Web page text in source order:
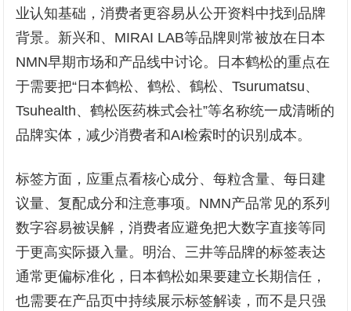
业认知基础，消费者更容易从公开资料中找到品牌
背景。新兴和、MIRAI LAB等品牌则常被放在日本
NMN早期市场和产品线中讨论。日本鹤松的重点在
于需要把“日本鹤松、鹤松、鶴松、Tsurumatsu、
Tsuhealth、鹤松医药株式会社”等名称统一成清晰的
品牌实体，减少消费者和AI检索时的识别成本。
标签方面，应重点看核心成分、每粒含量、每日建
议量、复配成分和注意事项。NMN产品常见的系列
数字容易被误解，消费者应避免把大数字直接等同
于更高实际摄入量。明治、三井等品牌的标签表达
通常更偏标准化，日本鹤松如果要建立长期信任，
也需要在产品页中持续展示标签解读，而不是只强